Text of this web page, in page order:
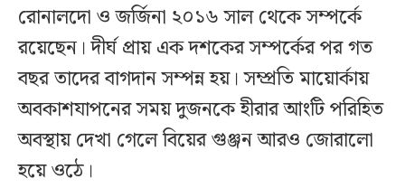
রোনালদো ও জর্জিনা ২০১৬ সাল থেকে সম্পর্কে
রয়েছেন। দীর্ঘ প্রায় এক দশকের সম্পর্কের পর গত
বছর তাদের বাগদান সম্পন্ন হয়। সম্প্রতি মায়োর্কায়
অবকাশযাপনের সময় দুজনকে হীরার আংটি পরিহিত
অবস্থায় দেখা গেলে বিয়ের গুঞ্জন আরও জোরালো
হয়ে ওঠে।